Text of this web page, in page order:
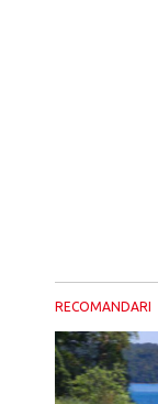
RECOMANDARI